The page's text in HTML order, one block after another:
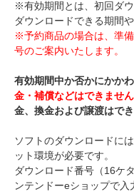
※有効期間とは、初回ダ
ダウンロードできる期間
※予約商品の場合は、準
号のご案内いたします。
有効期間中か否かにかかわ
金・補償などはできません
金、換金および譲渡はでき
ソフトのダウンロードに
ット環境が必要です。
ダウンロード番号（16ケ
ンテンドーeショップで